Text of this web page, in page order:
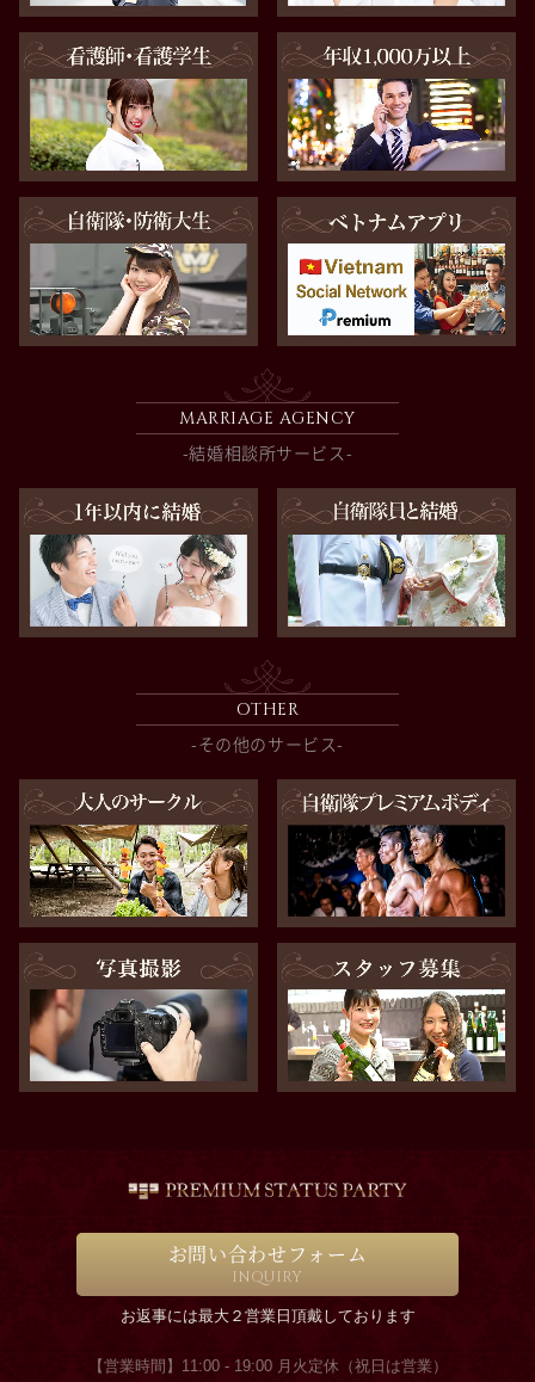
MARRIAGE AGENCY
-結婚相談所サービス-
OTHER
-その他のサービス-
お問い合わせフォーム
INQUIRY
お返事には最大２営業日頂戴しております
【営業時間】11:00 - 19:00 月火定休（祝日は営業）